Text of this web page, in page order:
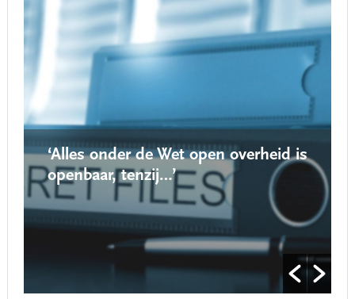
‘Alles onder de Wet open overheid is
openbaar, tenzij…’